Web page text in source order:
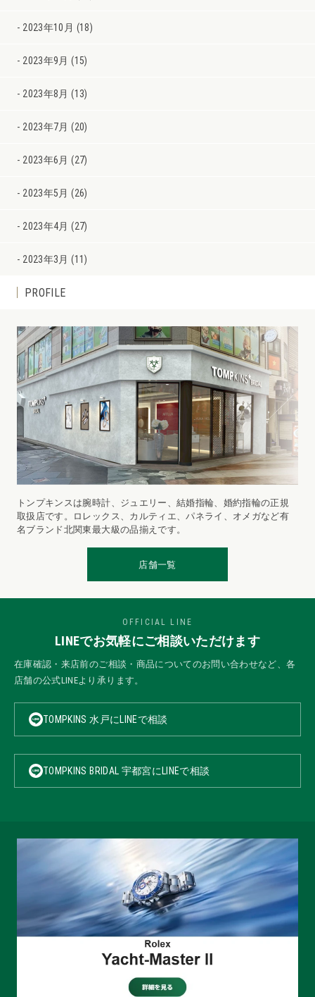
2023年10月 (18)
2023年9月 (15)
2023年8月 (13)
2023年7月 (20)
2023年6月 (27)
2023年5月 (26)
2023年4月 (27)
2023年3月 (11)
PROFILE
トンプキンスは腕時計、ジュエリー、結婚指輪、婚約指輪の正規
取扱店です。ロレックス、カルティエ、パネライ、オメガなど有
名ブランド北関東最大級の品揃えです。
店舗一覧
OFFICIAL LINE
LINEでお気軽にご相談いただけます
在庫確認・来店前のご相談・商品についてのお問い合わせなど、各
店舗の公式LINEより承ります。
TOMPKINS 水戸にLINEで相談
TOMPKINS BRIDAL 宇都宮にLINEで相談